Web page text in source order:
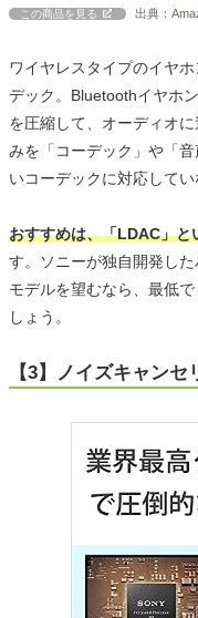
この商品を見る 出典：
ワイヤレスタイプのイヤ
デック。Bluetoothイヤホ
を圧縮して、オーディオ
みを「コーデック」や「
いコーデックに対応して
おすすめは、「LDAC」と
す。ソニーが独自開発し
モデルを望むなら、最低
しょう。
【3】ノイズキャン